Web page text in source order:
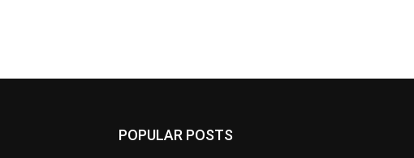
POPULAR POSTS